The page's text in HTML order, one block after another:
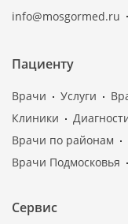
info@mosgormed.ru
Пациенту
Врачи Услуги
Клиники
Врачи по районам
Врачи Подмосковья
Сервис